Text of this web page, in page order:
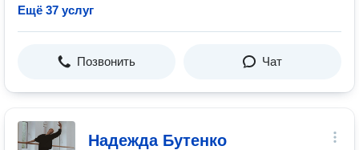
Ещё 37 услуг
Позвонить Чат
Надежда Бутенко